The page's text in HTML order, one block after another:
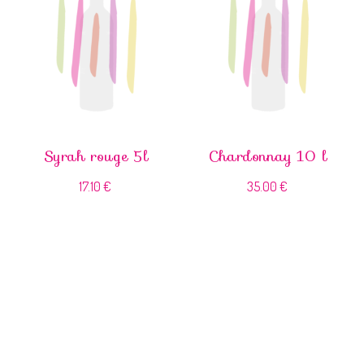
Syrah rouge 5l
17.10€
Chardonnay 10 l
35.00 €